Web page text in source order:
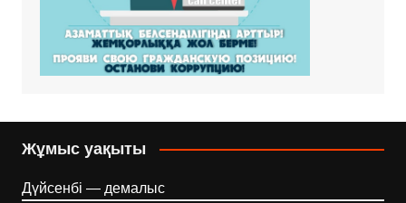
Жұмыс уақыты
Дүйсенбі — демалыс